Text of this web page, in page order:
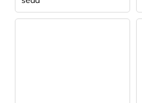
100 cm 1